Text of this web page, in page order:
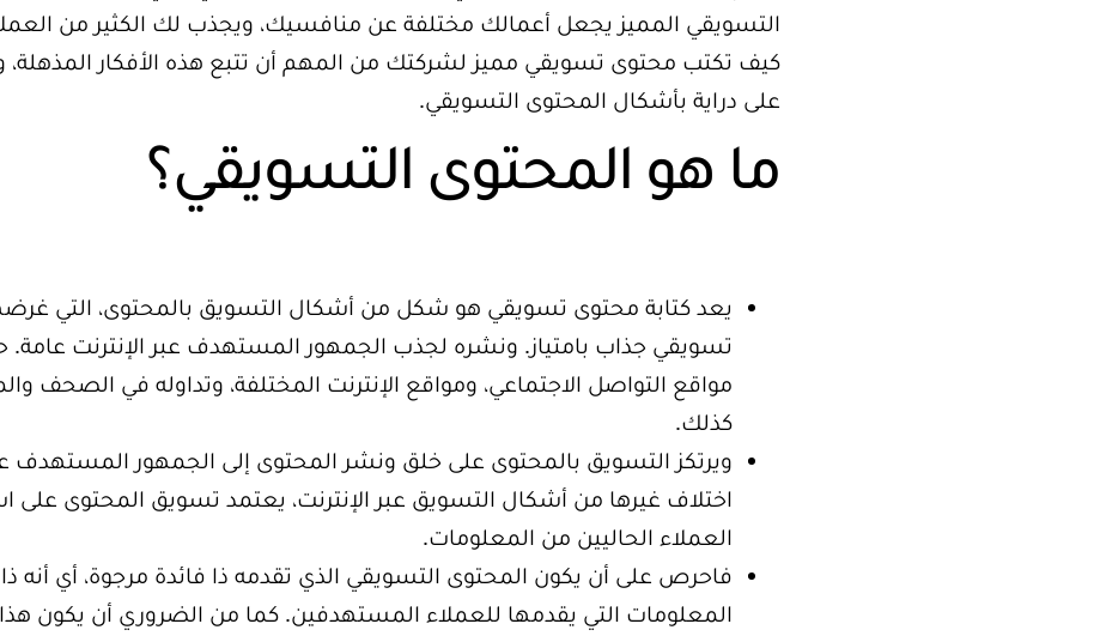
التسويقي المميز يجعل أعمالك مختلفة عن منافسيك، ويجذب لك الكثير من
كيف تكتب محتوى تسويقي مميز لشركتك من المهم أن تتبع هذه الأفكار المذهلة،
على دراية بأشكال المحتوى التسويقي.
ما هو المحتوى التسويقي؟
يعد كتابة محتوى تسويقي هو شكل من أشكال التسويق بالمحتوى، التي
تسويقي جذاب بامتياز. ونشره لجذب الجمهور المستهدف عبر الإنترنت عامة.
مواقع التواصل الاجتماعي، ومواقع الإنترنت المختلفة، وتداوله في الصحف
كذلك.
ويرتكز التسويق بالمحتوى على خلق ونشر المحتوى إلى الجمهور المستهدف
اختلاف غيرها من أشكال التسويق عبر الإنترنت، يعتمد تسويق المحتوى على
العملاء الحاليين من المعلومات.
فاحرص على أن يكون المحتوى التسويقي الذي تقدمه ذا فائدة مرجوة، أي أنه
المعلومات التي يقدمها للعملاء المستهدفين. كما من الضروري أن يكون